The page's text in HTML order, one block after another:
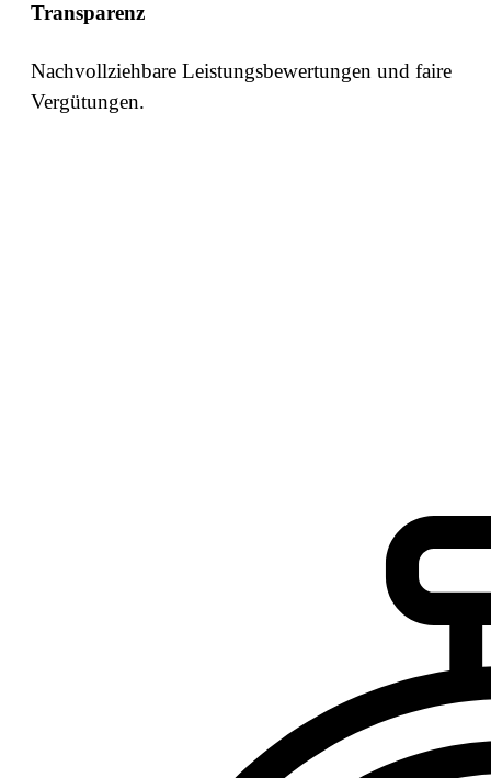
Transparenz
Nachvollziehbare Leistungsbewertungen und faire
Vergütungen.